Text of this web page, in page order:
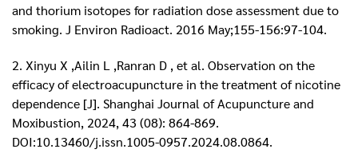
and thorium isotopes for radiation dose assessment due to
smoking. J Environ Radioact. 2016 May;155-156:97-104.
2. Xinyu X ,Ailin L ,Ranran D , et al. Observation on the
efficacy of electroacupuncture in the treatment of nicotine
dependence [J]. Shanghai Journal of Acupuncture and
Moxibustion, 2024, 43 (08): 864-869.
DOI:10.13460/j.issn.1005-0957.2024.08.0864.